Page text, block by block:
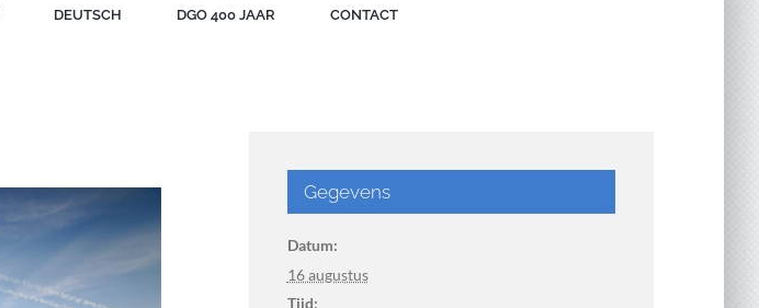
DEUTSCH DGO 400 JAAR CONTACT
Gegevens
Datum:
16 augustus
Tijd: